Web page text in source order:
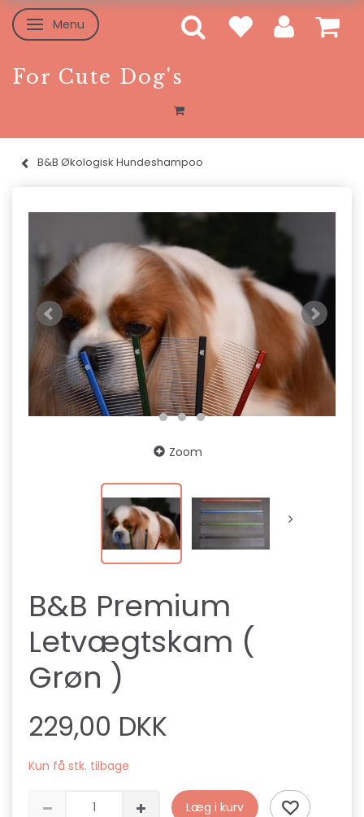
Skifte navigation
Menu
For Cute Dog's
B&B Økologisk Hundeshampoo
Zoom
B&B Premium
Letvægtskam (
Grøn )
229,00 DKK
Kun få stk. tilbage
Læg i kurv